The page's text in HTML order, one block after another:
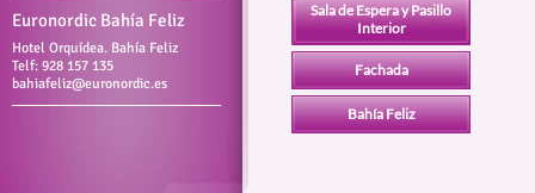
Euronordic Bahía Feliz
Hotel Orquídea. Bahía Feliz
Telf: 928 157 135
bahiafeliz@euronordic.es
Sala de Espera y Pasillo
Interior
Fachada
Bahía Feliz